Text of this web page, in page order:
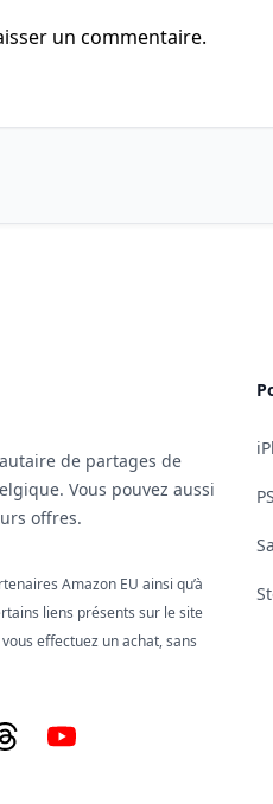
un commentaire.
de partages de
Vous pouvez aussi
offres.
Amazon EU ainsi qu’à
liens présents sur le site
effectuez un achat, sans
YouTube